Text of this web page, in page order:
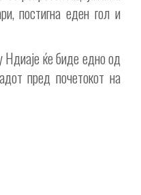
постигна еден гол и
Ндиаје ќе биде едно од
пред почетокот на